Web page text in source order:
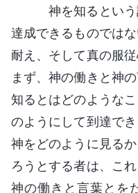
神を知るという
達成できるものでは
耐え、そして真の服
まず、神の働きと神
知るとはどのような
のようにして到達で
神をどのように見る
ろうとする者は、こ
神の働きと言葉とを